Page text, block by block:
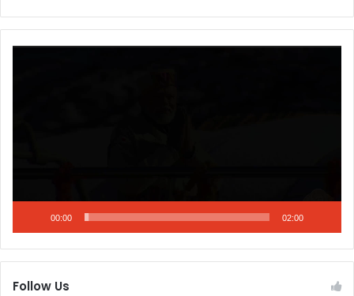
00:00 02:00
Follow Us